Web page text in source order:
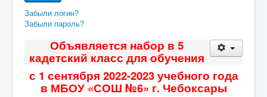
Забыли логин?
Забыли пароль?
Объявляется набор в 5
кадетский класс для обучения
с 1 сентября 2022-2023 учебного года
в МБОУ «СОШ №6» г. Чебоксары